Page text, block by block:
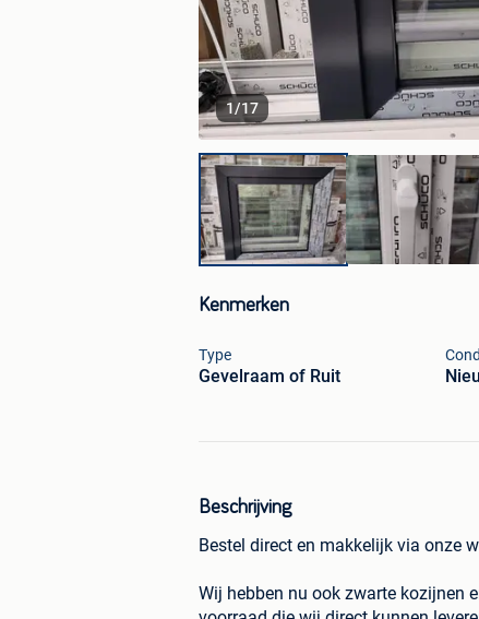
1/17
Kenmerken
Type
Gevelraam of Ruit
Beschrijving
Bestel direct en makkelijk via onze
Wij hebben nu ook zwarte kozijnen